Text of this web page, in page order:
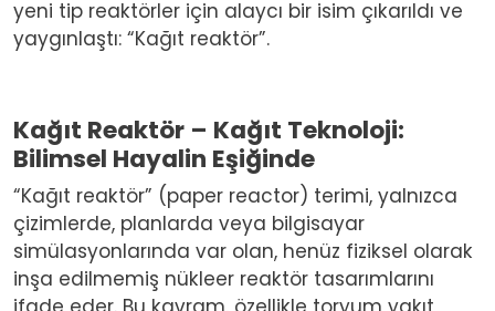
yeni tip reaktörler için alaycı bir isim çıkarıldı ve
yaygınlaştı: “Kağıt reaktör”.
Kağıt Reaktör – Kağıt Teknoloji:
Bilimsel Hayalin Eşiğinde
“Kağıt reaktör” (paper reactor) terimi, yalnızca
çizimlerde, planlarda veya bilgisayar
simülasyonlarında var olan, henüz fiziksel olarak
inşa edilmemiş nükleer reaktör tasarımlarını